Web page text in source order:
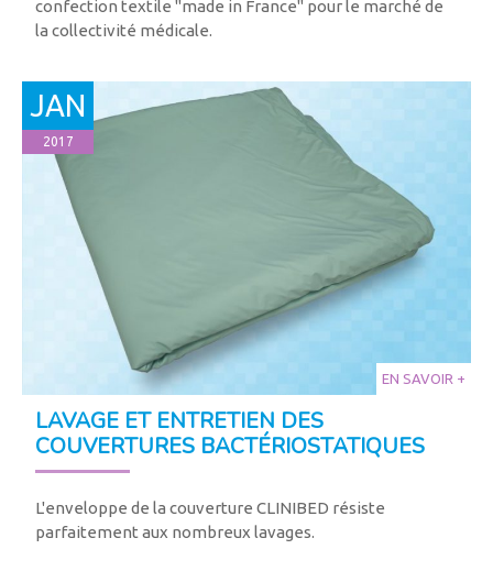
confection textile "made in France" pour le marché de
la collectivité médicale.
JAN
2017
EN SAVOIR +
LAVAGE ET ENTRETIEN DES
COUVERTURES BACTÉRIOSTATIQUES
L'enveloppe de la couverture CLINIBED résiste
parfaitement aux nombreux lavages.